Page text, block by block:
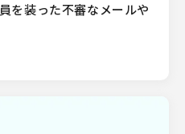
員を装った不審なメールや